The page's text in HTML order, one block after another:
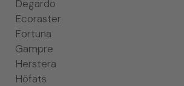
Degardo
Ecoraster
Fortuna
Gampre
Herstera
Höfats